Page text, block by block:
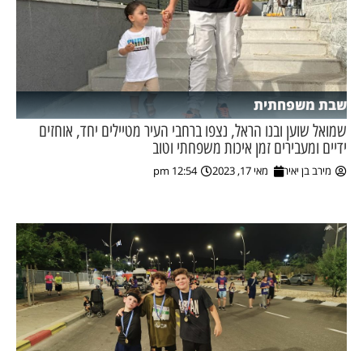
שבת משפחתית
שמואל שוען ובנו הראל, נצפו ברחבי העיר מטיילים יחד, אוחזים
ידיים ומעבירים זמן איכות משפחתי וטוב
מירב בן יאיר מאי 17, 2023 12:54 pm